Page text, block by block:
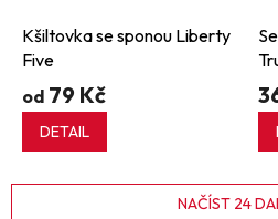
Kšiltovka se sponou Liberty
Five
od 79 Kč
DETAIL
NAČÍST 24